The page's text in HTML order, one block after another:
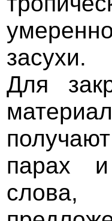
засухи.
Для
парах